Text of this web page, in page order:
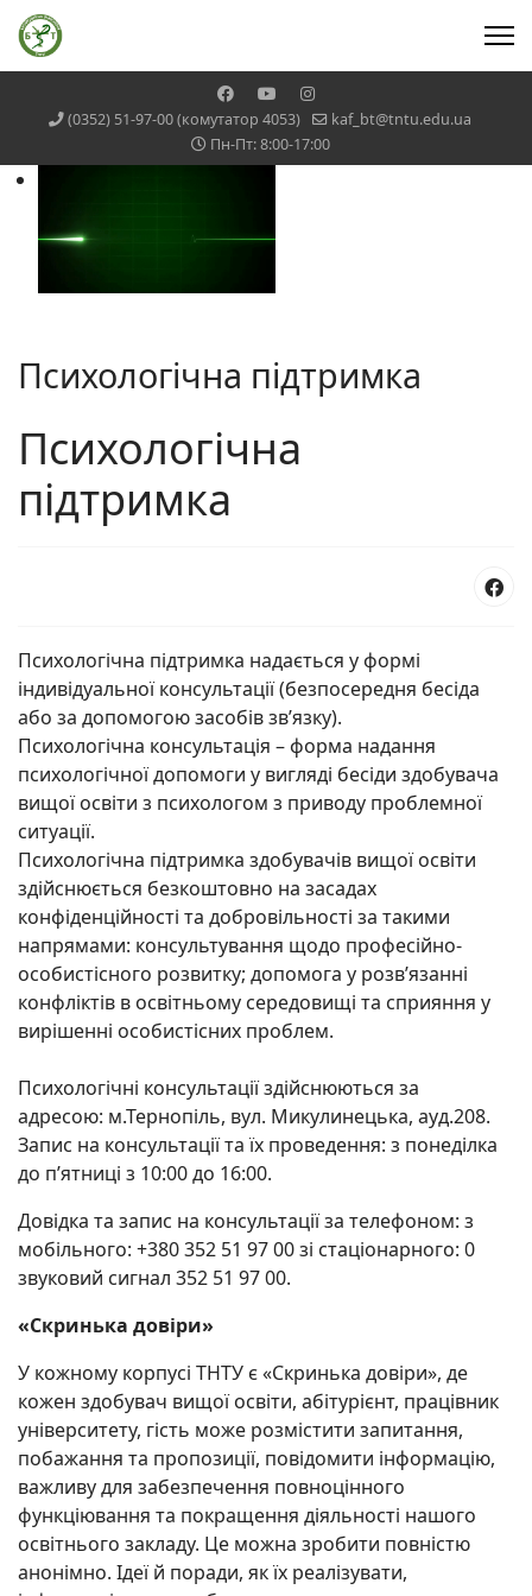
(0352) 51-97-00 (комутатор 4053)
kaf_bt@tntu.edu.ua
Пн-Пт: 8:00-17:00
Психологічна підтримка
Психологічна
підтримка
Психологічна підтримка надається у формі
індивідуальної консультації (безпосередня бесіда
або за допомогою засобів зв’язку).
Психологічна консультація – форма надання
психологічної допомоги у вигляді бесіди здобувача
вищої освіти з психологом з приводу проблемної
ситуації.
Психологічна підтримка здобувачів вищої освіти
здійснюється безкоштовно на засадах
конфіденційності та добровільності за такими
напрямами: консультування щодо професійно-
особистісного розвитку; допомога у розв’язанні
конфліктів в освітньому середовищі та сприяння у
вирішенні особистісних проблем.
Психологічні консультації здійснюються за
адресою: м.Тернопіль, вул. Микулинецька, ауд.208.
Запис на консультації та їх проведення: з понеділка
до п’ятниці з 10:00 до 16:00.
Довідка та запис на консультації за телефоном: з
мобільного: +380 352 51 97 00 зі стаціонарного: 0
звуковий сигнал 352 51 97 00.
«Скринька довіри»
У кожному корпусі ТНТУ є «Скринька довіри», де
кожен здобувач вищої освіти, абітурієнт, працівник
університету, гість може розмістити запитання,
побажання та пропозиції, повідомити інформацію,
важливу для забезпечення повноцінного
функціювання та покращення діяльності нашого
освітнього закладу. Це можна зробити повністю
анонімно. Ідеї й поради, як їх реалізувати,